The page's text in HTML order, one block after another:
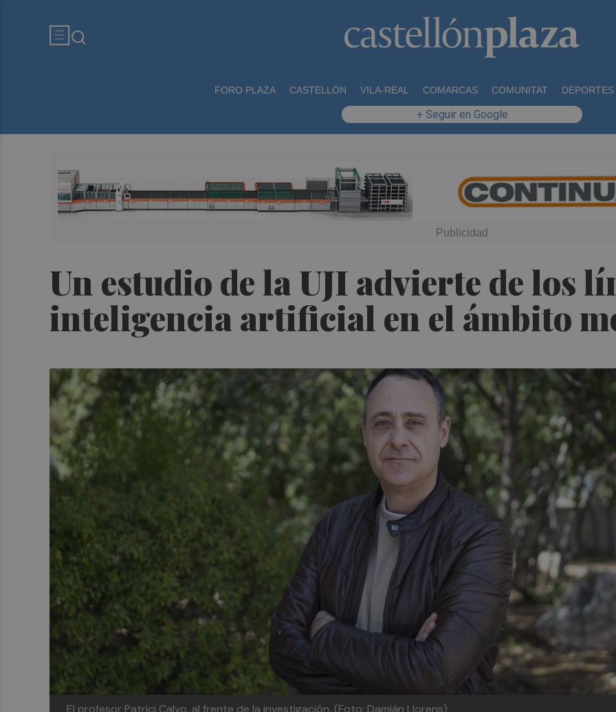
FORO PLAZA CASTELLÓN VILA-REAL COMARCAS COMUNITAT DEPORTES
+ Seguir en Google
Un estudio de la UJI advierte de los
inteligencia artificial en el ámbito
El profesor Patrici Calvo, al frente de la investigación. (Foto: Damián Llorens)